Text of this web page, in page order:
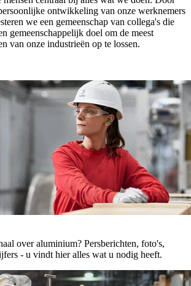
ontwikkeling van onze werknemers
we een gemeenschap van collega's die
gemeenschappelijk doel om de meest
van onze industrieën op te lossen.
over aluminium? Persberichten, foto's,
- u vindt hier alles wat u nodig heeft.